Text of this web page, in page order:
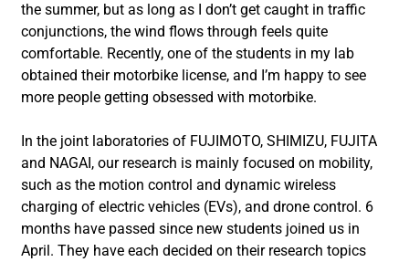
the summer, but as long as I don’t get caught in traffic
conjunctions, the wind flows through feels quite
comfortable. Recently, one of the students in my lab
obtained their motorbike license, and I’m happy to see
more people getting obsessed with motorbike.
In the joint laboratories of FUJIMOTO, SHIMIZU, FUJITA
and NAGAI, our research is mainly focused on mobility,
such as the motion control and dynamic wireless
charging of electric vehicles (EVs), and drone control. 6
months have passed since new students joined us in
April. They have each decided on their research topics